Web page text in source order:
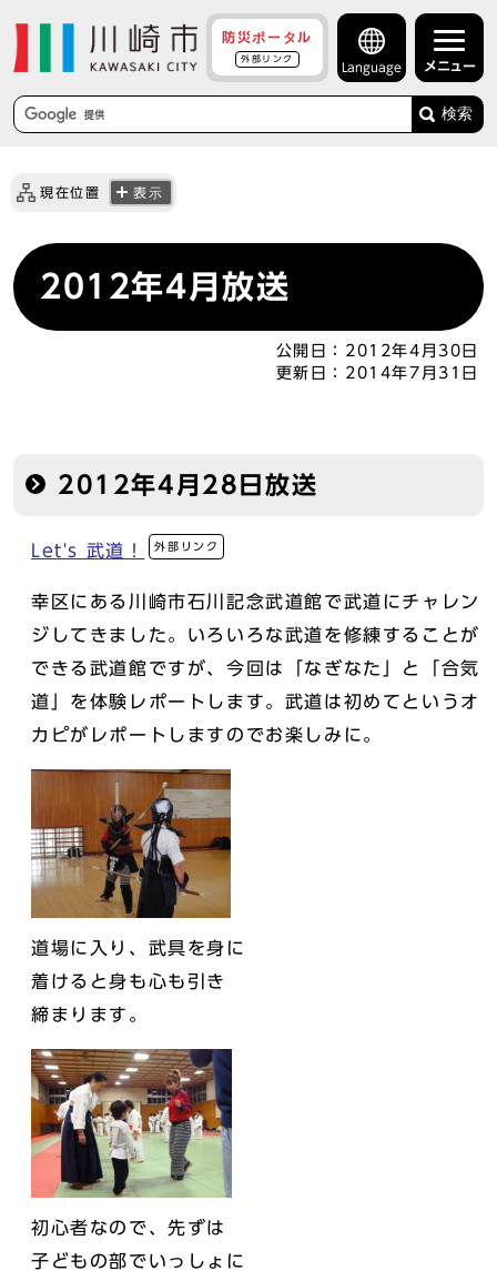
防災ポータル
外部リンク
Language メニュー
検索
現在位置 表示
2012年4月放送
公開日： 2012年4月30日
更新日： 2014年7月31日
2012年4月28日放送
Let's 武道！ 外部リンク
幸区にある川崎市石川記念武道館で武道にチャレン
ジしてきました。いろいろな武道を修練することが
できる武道館ですが、今回は「なぎなた」と「合気
道」を体験レポートします。武道は初めてというオ
カピがレポートしますのでお楽しみに。
道場に入り、武具を身に
着けると身も心も引き
締まります。
初心者なので、先ずは
子どもの部でいっしょに